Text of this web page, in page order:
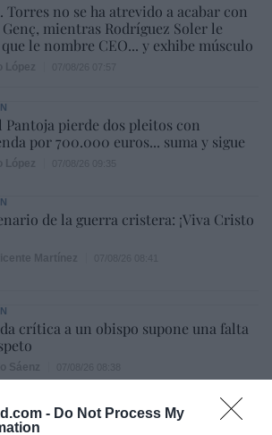
- Do Not Process My
Torres no se ha atrevido a acabar con
mientras Rodríguez Soler le
le nombre CEO... y exhibe músculo
Pantoja pierde dos pleitos con
por 700.000 euros... suma y sigue
de la guerra cristera: ¡Viva Cristo
crítica a un obispo supone una falta
Situación límite: bronca en Reino